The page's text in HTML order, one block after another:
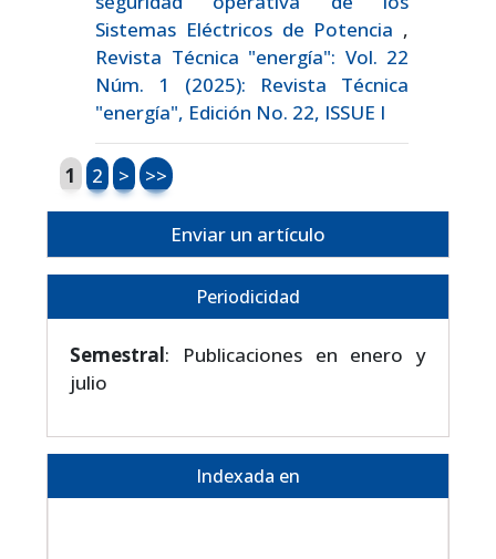
Sistemas Eléctricos de Potencia ,
Revista Técnica "energía": Vol. 22
Núm. 1 (2025): Revista Técnica
"energía", Edición No. 22, ISSUE I
1 2 > >>
Enviar un artículo
Periodicidad
Semestral: Publicaciones en enero y
julio
Indexada en